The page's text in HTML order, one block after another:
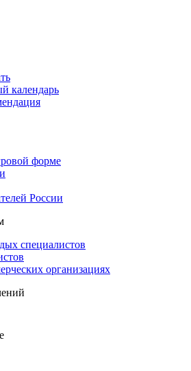
календарь
форме
России
специалистов
организациях